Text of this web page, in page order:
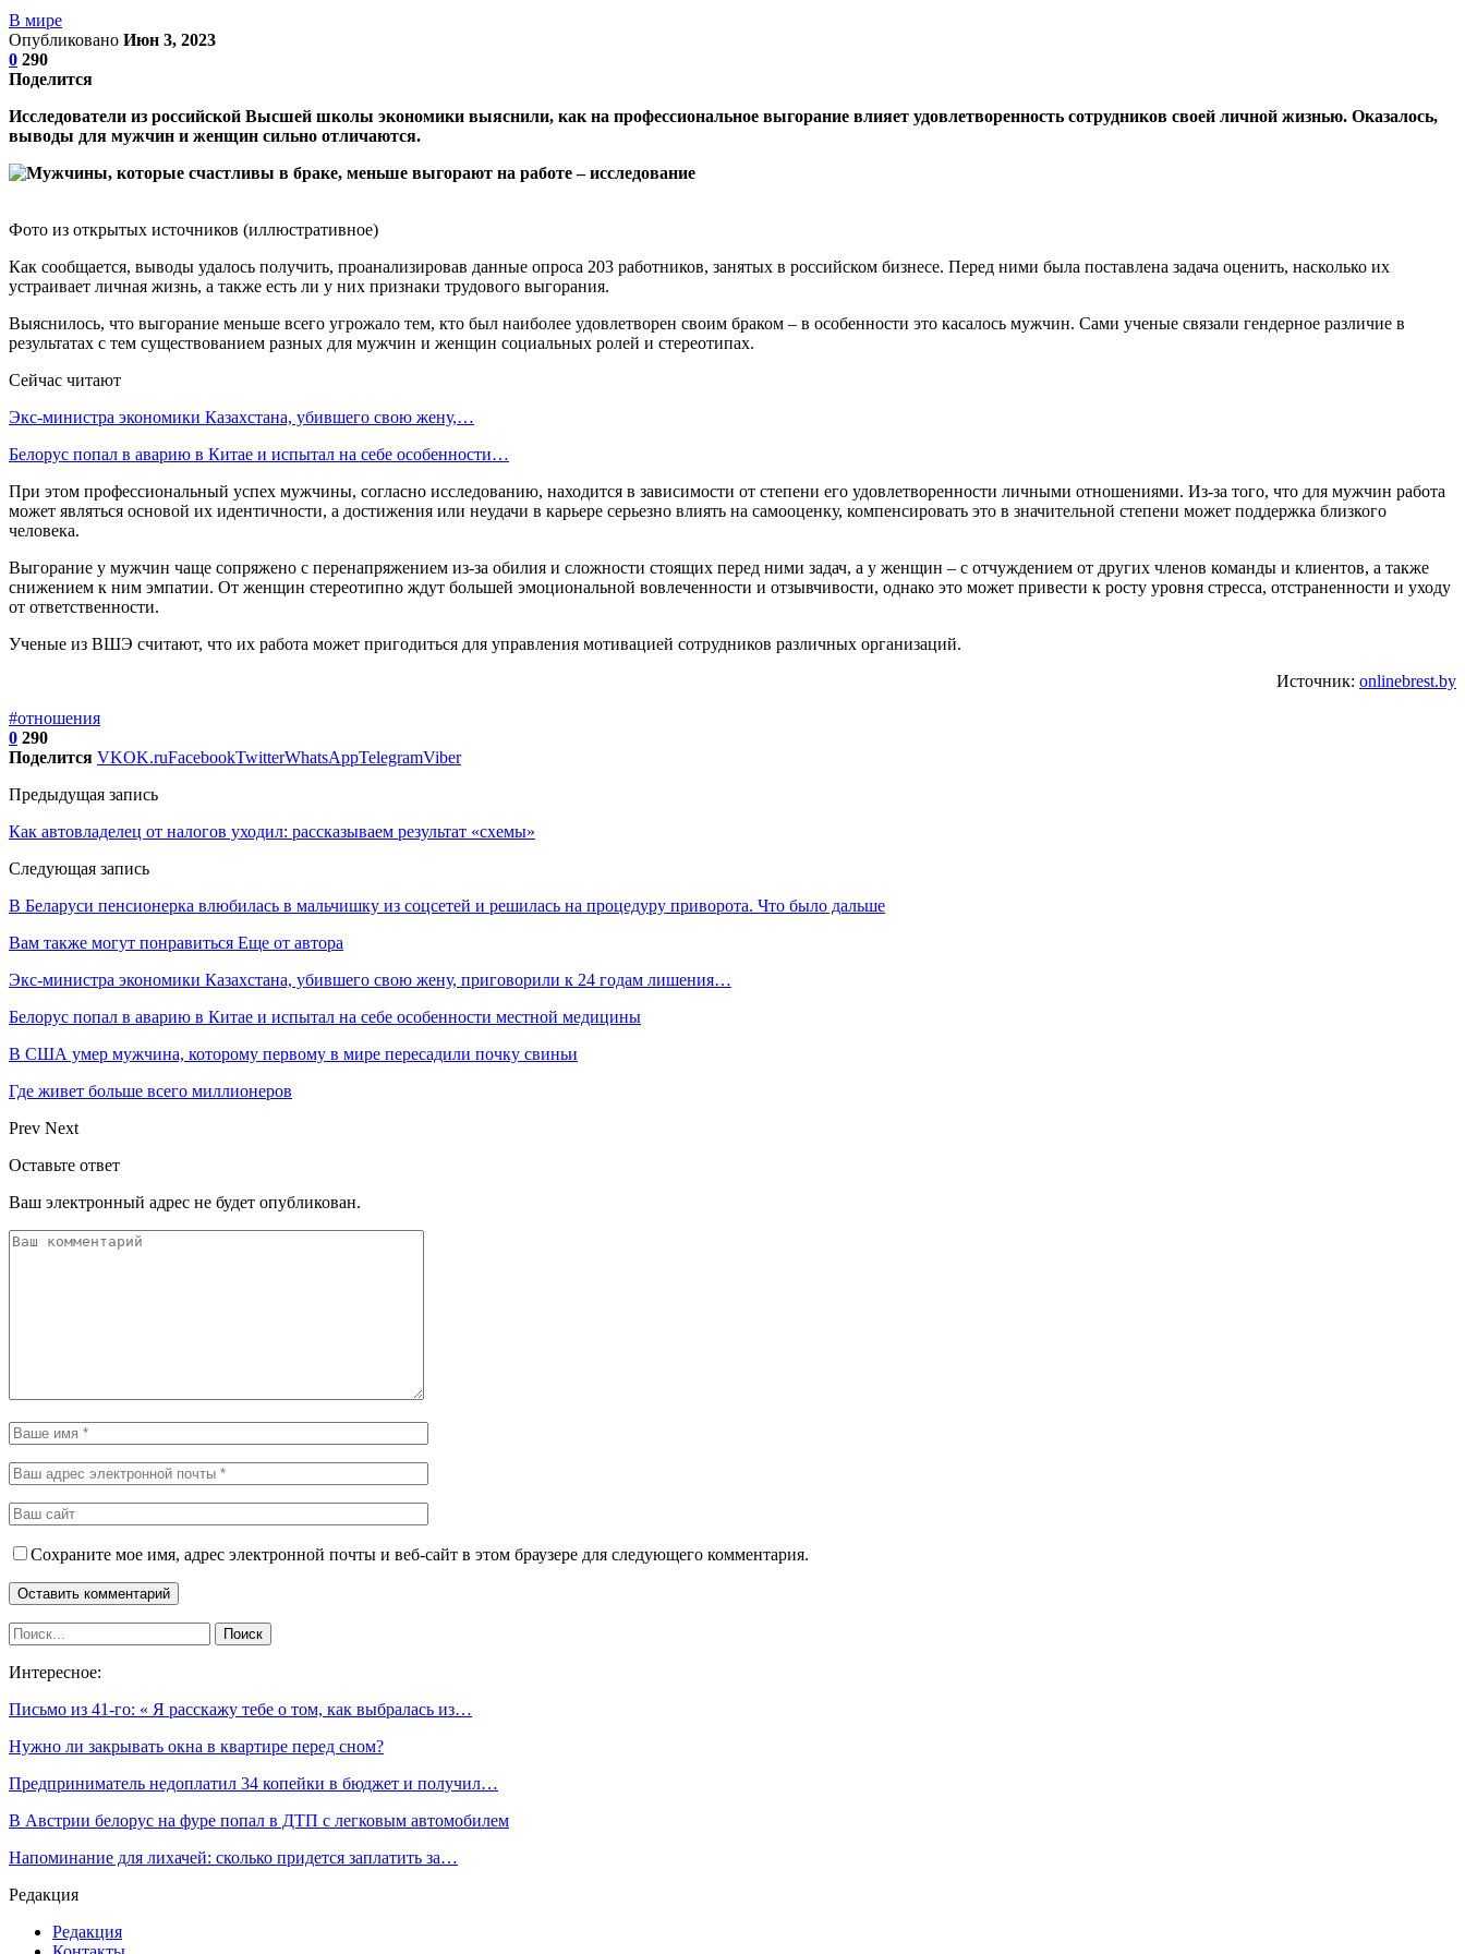
В мире
Опубликовано Июн 3, 2023
0 290
Поделится
Исследователи из российской Высшей школы экономики выяснили, как на профессиональное выгорание влияет удовлетворенность сотрудников своей личной жизнью. Оказалось,
выводы для мужчин и женщин сильно отличаются.
Фото из открытых источников (иллюстративное)
Как сообщается, выводы удалось получить, проанализировав данные опроса 203 работников, занятых в российском бизнесе. Перед ними была поставлена задача оценить, насколько их
устраивает личная жизнь, а также есть ли у них признаки трудового выгорания.
Выяснилось, что выгорание меньше всего угрожало тем, кто был наиболее удовлетворен своим браком – в особенности это касалось мужчин. Сами ученые связали гендерное различие в
результатах с тем существованием разных для мужчин и женщин социальных ролей и стереотипах.
Сейчас читают
Экс-министра экономики Казахстана, убившего свою жену,…
Белорус попал в аварию в Китае и испытал на себе особенности…
При этом профессиональный успех мужчины, согласно исследованию, находится в зависимости от степени его удовлетворенности личными отношениями. Из-за того, что для мужчин работа
может являться основой их идентичности, а достижения или неудачи в карьере серьезно влиять на самооценку, компенсировать это в значительной степени может поддержка близкого
человека.
Выгорание у мужчин чаще сопряжено с перенапряжением из-за обилия и сложности стоящих перед ними задач, а у женщин – с отчуждением от других членов команды и клиентов, а также
снижением к ним эмпатии. От женщин стереотипно ждут большей эмоциональной вовлеченности и отзывчивости, однако это может привести к росту уровня стресса, отстраненности и уходу
от ответственности.
Ученые из ВШЭ считают, что их работа может пригодиться для управления мотивацией сотрудников различных организаций.
Источник: onlinebrest.by
#отношения
0 290
Поделится VKOK.ruFacebookTwitterWhatsAppTelegramViber
Предыдущая запись
Как автовладелец от налогов уходил: рассказываем результат «схемы»
Следующая запись
В Беларуси пенсионерка влюбилась в мальчишку из соцсетей и решилась на процедуру приворота. Что было дальше
Вам также могут понравиться Еще от автора
Экс-министра экономики Казахстана, убившего свою жену, приговорили к 24 годам лишения…
Белорус попал в аварию в Китае и испытал на себе особенности местной медицины
В США умер мужчина, которому первому в мире пересадили почку свиньи
Где живет больше всего миллионеров
Prev Next
Оставьте ответ
Ваш электронный адрес не будет опубликован.
Сохраните мое имя, адрес электронной почты и веб-сайт в этом браузере для следующего комментария.
Интересное:
Письмо из 41-го: « Я расскажу тебе о том, как выбралась из…
Нужно ли закрывать окна в квартире перед сном?
Предприниматель недоплатил 34 копейки в бюджет и получил…
В Австрии белорус на фуре попал в ДТП с легковым автомобилем
Напоминание для лихачей: сколько придется заплатить за…
Редакция
Редакция